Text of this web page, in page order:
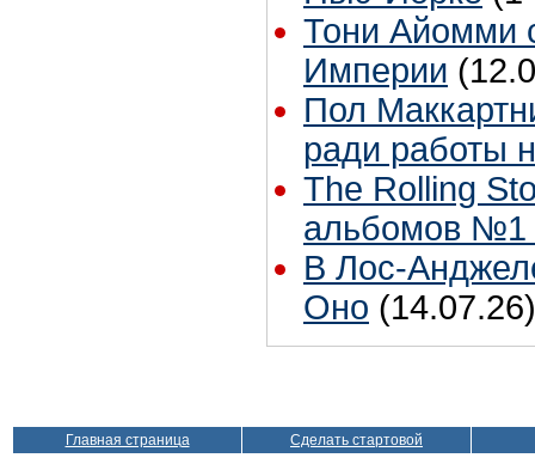
Тони Айомми
Империи
Пол
ради работы
The Rolling
альбомов №1
В Лос-
Оно (14.07.26)
Главная страница Сделать стартовой